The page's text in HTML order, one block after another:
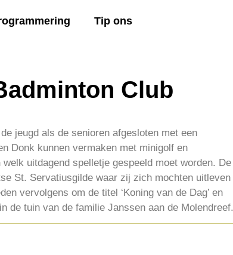
Tip ons
Club
jeugd als de senioren afgesloten met een
Donk kunnen vermaken met minigolf en
welk uitdagend spelletje gespeeld moet worden. De
St. Servatiusgilde waar zij zich mochten uitleven
vervolgens om de titel ‘Koning van de Dag’ en
de tuin van de familie Janssen aan de Molendreef.